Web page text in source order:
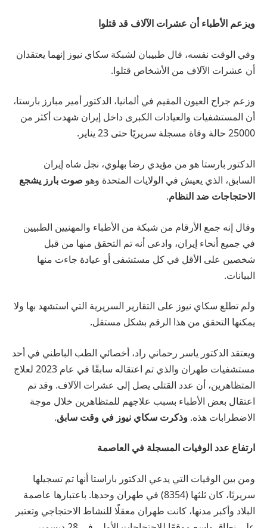
ويزعم الأطباء أن عشرات الآلاف قد قتلوا
وفي الوقت نفسه، قال طبيبان لشبكة سكاي نيوز إنهما يعتقدان
أن عشرات الآلاف من الأشخاص قتلوا.
وزعم جراح العيون المقيم في ألمانيا، الدكتور أمير مبارز بارستا،
أن المستشفيات والعيادات الكبرى داخل إيران شهدت أكثر من
25000 حالة وفاة مسجلة سريريًا حتى 23 يناير.
الدكتور بارستا هو من مؤيدي رضا بهلوي، نجل شاه إيران
السابق، الذي يعيش في الولايات المتحدة وهو صوت بارز يشجع
الاحتجاجات ضد النظام.
وقال إنه جمع الأرقام من شبكة من الأطباء والمهنيين الطبيين
في جميع أنحاء إيران، وادعى أنه تم التحقق منها من قبل
شخصين على الأقل في كل مستشفى أو عيادة جاءت منها
البيانات.
ولم تطلع سكاي نيوز على التقارير السريرية التي استشهد بها ولا
يمكنها التحقق من هذا الرقم بشكل مستقل.
ويعتقد الدكتور ياسر رحماني راد، أخصائي الطب الباطني في أحد
مستشفيات طهران والذي تم اعتقاله سابقًا في عام 2023 لعلاج
المتظاهرين، أن عدد القتلى يصل إلى عشرات الآلاف. وقد تم
اعتقال بعض الأطباء بسبب علاجهم للمتظاهرين خلال موجة
الاضطرابات هذه. وذكرت سكاي نيوز في وقت سابق.
ارتفاع عدد الوفيات المسجلة في العاصمة
ومن بين الوفيات التي يدعي الدكتور باراستا أنها تم تسجيلها
سريريًا، كان ثلثها (8354) في طهران وحدها. باعتبارها عاصمة
البلاد وأكبر مدنها، كانت طهران معقلًا للنشاط الاحتجاجي وتعتبر